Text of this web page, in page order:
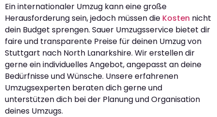
Ein internationaler Umzug kann eine große
Herausforderung sein, jedoch müssen die Kosten nicht
dein Budget sprengen. Sauer Umzugsservice bietet dir
faire und transparente Preise für deinen Umzug von
Stuttgart nach North Lanarkshire. Wir erstellen dir
gerne ein individuelles Angebot, angepasst an deine
Bedürfnisse und Wünsche. Unsere erfahrenen
Umzugsexperten beraten dich gerne und
unterstützen dich bei der Planung und Organisation
deines Umzugs.